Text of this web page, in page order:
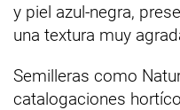
y piel azul-negra,
una textura muy
Semilleras como
catalogaciones